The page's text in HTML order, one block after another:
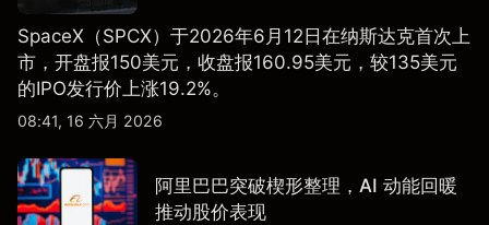
SpaceX（SPCX）于2026年6月12日在纳斯达克首次上
市，开盘报150美元，收盘报160.95美元，较135美元
的IPO发行价上涨19.2%。
08:41, 16 六月 2026
阿里巴巴突破楔形整理，AI 动能回暖
推动股价表现